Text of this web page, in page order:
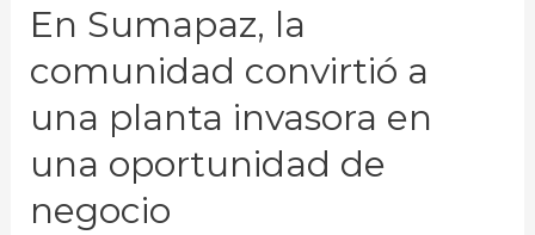
En Sumapaz, la
comunidad convirtió a
una planta invasora en
una oportunidad de
negocio